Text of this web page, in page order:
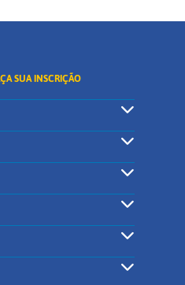
SUA INSCRIÇÃO